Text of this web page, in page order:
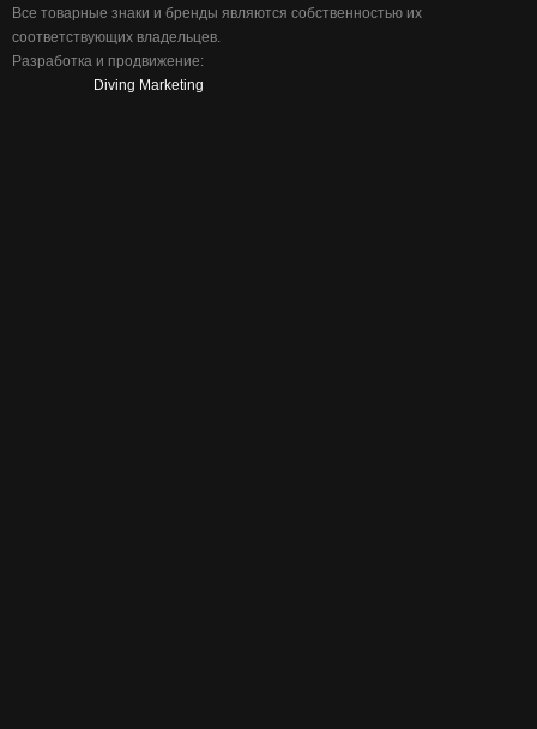
Все товарные знаки и бренды являются собственностью их
соответствующих владельцев.
Разработка и продвижение:
Diving Marketing